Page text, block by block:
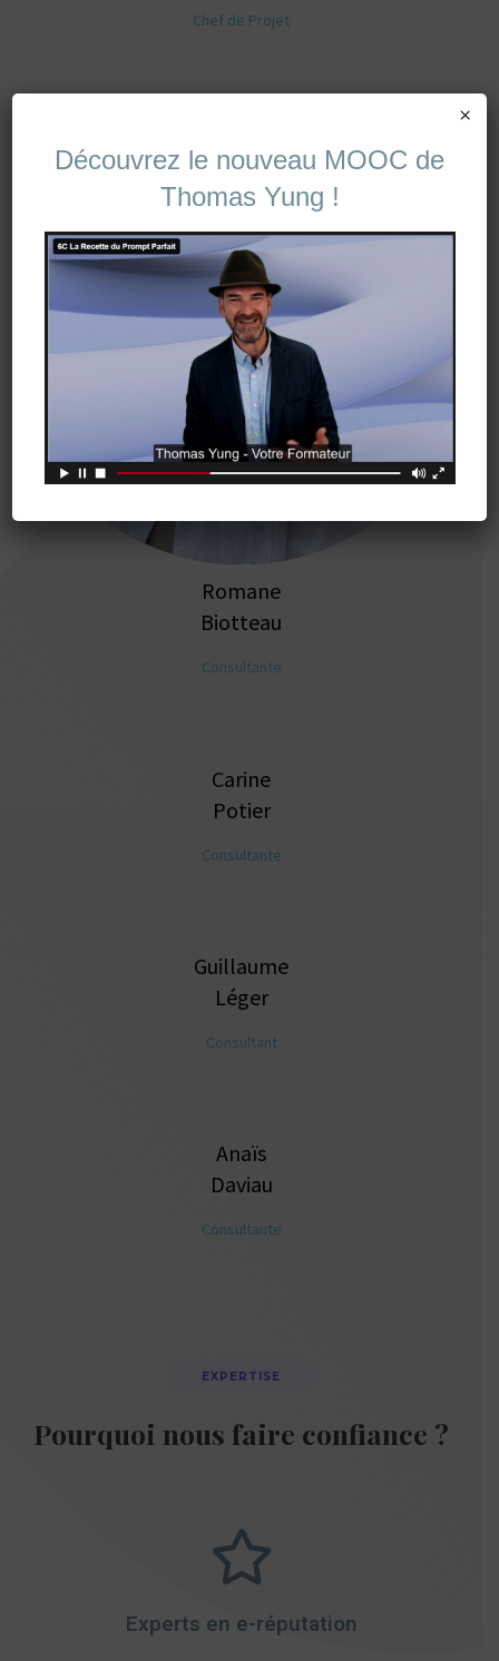
Chef de Projet
Romane
Biotteau
Consultante
Carine
Potier
Consultante
Guillaume
Léger
Consultant
Anaïs
Daviau
Consultante
EXPERTISE
Pourquoi nous faire confiance ?
Experts en e-réputation
Découvrez le nouveau MOOC de
Thomas Yung !
×